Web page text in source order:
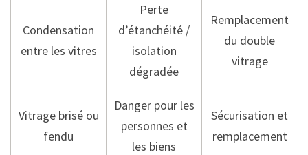
Condensation
entre les vitres
Perte
d’étanchéité /
isolation
dégradée
Remplacement
du double
vitrage
Vitrage brisé ou
fendu
Danger pour les
personnes et
les biens
Sécurisation et
remplacement